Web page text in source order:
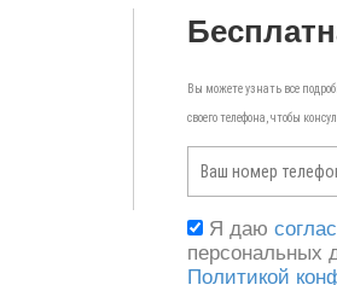
Вы можете узнать все
своего телефона, чтобы
Я даю
персональных
Политикой